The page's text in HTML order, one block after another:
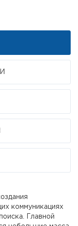
коммуникациях
Главной